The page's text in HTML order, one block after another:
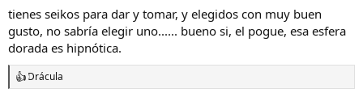
e
h
i
l
o
c
i
o
tienes seikos para dar y tomar, y elegidos con muy buen
gusto, no sabría elegir uno...... bueno si, el pogue, esa esfera
dorada es hipnótica.
R
Drácula